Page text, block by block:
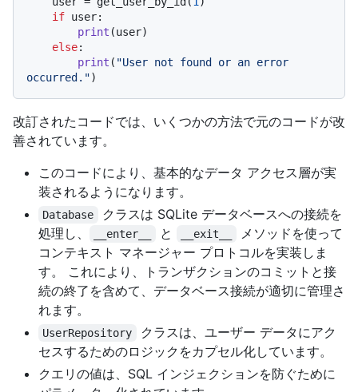
if user:
print (user)
else:
print ( "User not found or an error
occurred."
改訂されたコードでは、いくつかの方法で元のコードが改
善されています。
このコードにより、基本的なデータ アクセス層が実
装されるようになります。
Database
クラスは SQLite データベースへの接続を
処理し、
__enter__ と __exit__
メソッドを使って
コンテキスト マネージャー プロトコルを実装しま
す。 これにより、トランザクションのコミットと接
続の終了を含めて、データベース接続が適切に管理さ
れます。
UserRepository
クラスは、ユーザー データにアク
セスするためのロジックをカプセル化しています。
クエリの値は、SQL インジェクションを防ぐために